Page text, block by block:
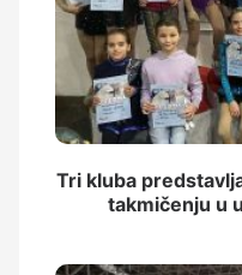
Tri kluba
takmičenju u